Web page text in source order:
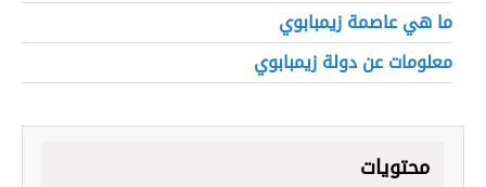
ما هي عاصمة زيمبابوي
معلومات عن دولة زيمبابوي
محتويات